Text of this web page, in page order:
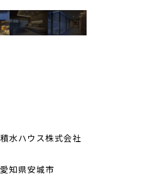
積水ハウス株式会社
愛知県安城市